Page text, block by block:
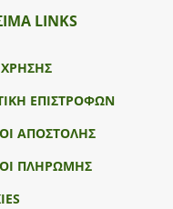
LINKS
ΕΠΙΣΤΡΟΦΩΝ
ΑΠΟΣΤΟΛΗΣ
ΠΛΗΡΩΜΗΣ